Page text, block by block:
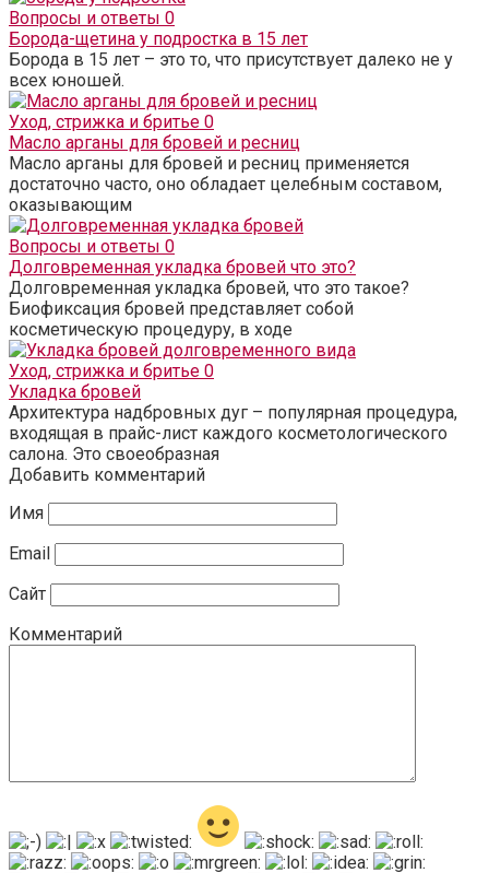
Вопросы и ответы 0
Борода-щетина у подростка в 15 лет
Борода в 15 лет – это то, что присутствует далеко не у
всех юношей.
Уход, стрижка и бритье 0
Масло арганы для бровей и ресниц
Масло арганы для бровей и ресниц применяется
достаточно часто, оно обладает целебным составом,
оказывающим
Вопросы и ответы 0
Долговременная укладка бровей что это?
Долговременная укладка бровей, что это такое?
Биофиксация бровей представляет собой
косметическую процедуру, в ходе
Уход, стрижка и бритье 0
Укладка бровей
Архитектура надбровных дуг – популярная процедура,
входящая в прайс-лист каждого косметологического
салона. Это своеобразная
Добавить комментарий
Имя
Email
Сайт
Комментарий